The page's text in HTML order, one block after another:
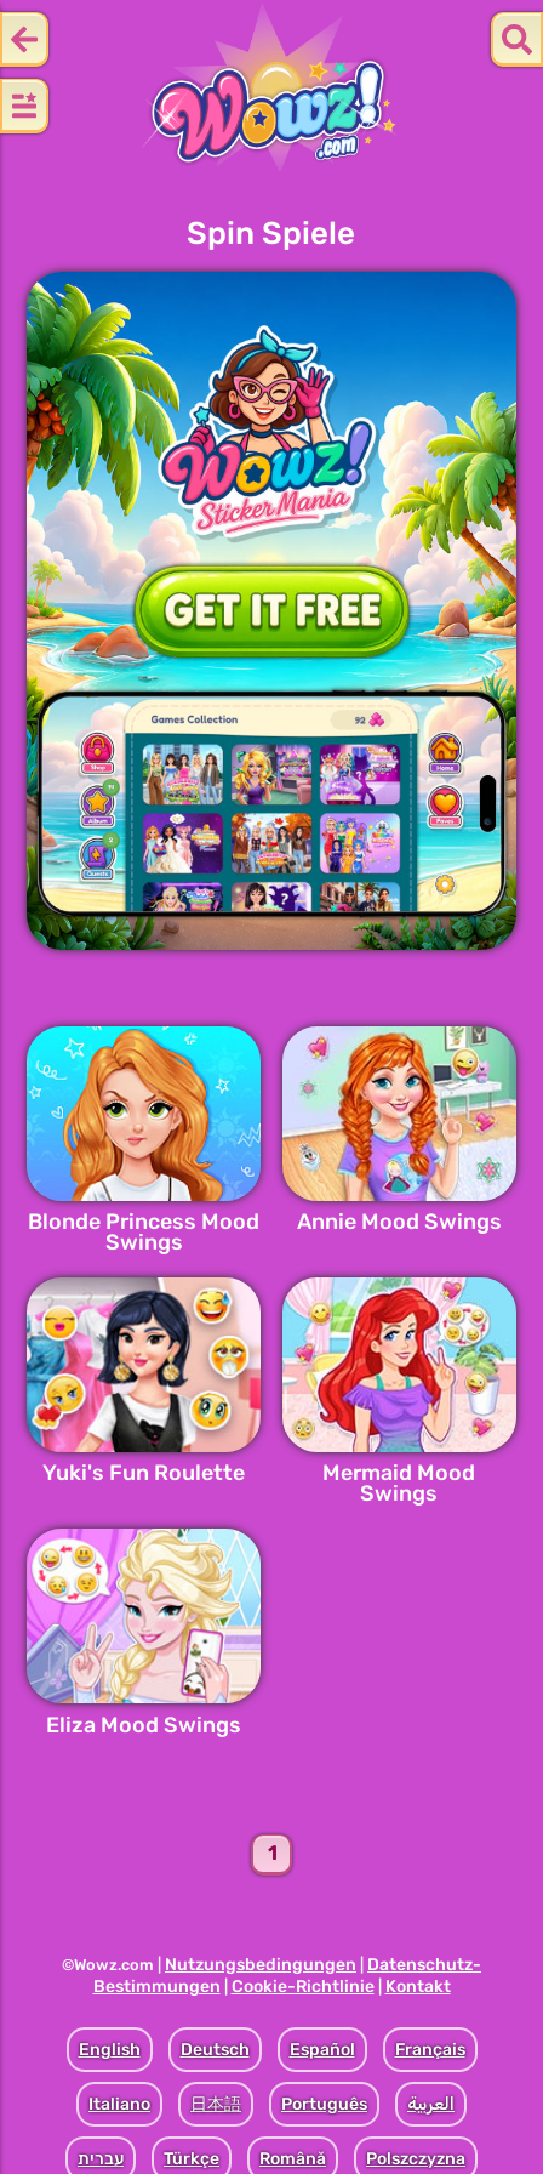
Spin Spiele
Blonde Princess Mood
Swings
Annie Mood Swings
Yuki's Fun Roulette
Mermaid Mood
Swings
Eliza Mood Swings
1
©Wowz.com | Nutzungsbedingungen
Datenschutz-
Bestimmungen Cookie-Richtlinie| Kontakt
English Deutsch Español Français
Italiano 日本語 Português العربية
עברית Türkçe Română Polszczyzna